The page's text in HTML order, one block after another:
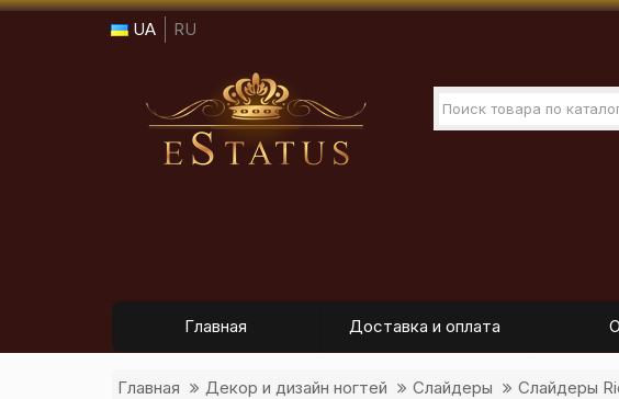
UA RU
Главная Доставка и оплата
Главная Декор и дизайн ногтей Слайдеры Слайдеры